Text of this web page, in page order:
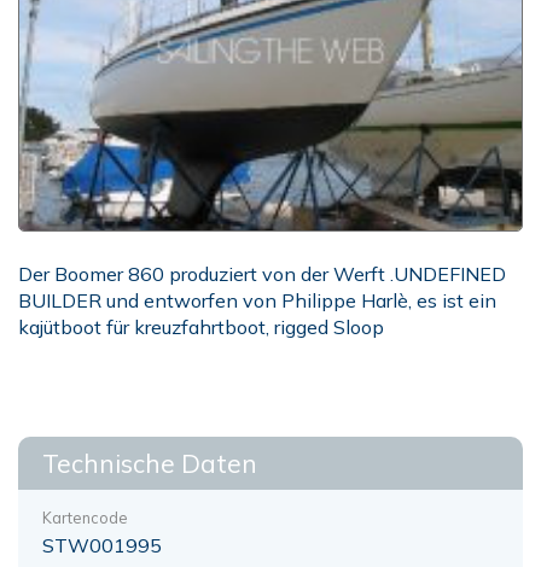
Der Boomer 860 produziert von der Werft .UNDEFINED
BUILDER und entworfen von Philippe Harlè, es ist ein
kajütboot für kreuzfahrtboot, rigged Sloop
Technische Daten
Kartencode
STW001995